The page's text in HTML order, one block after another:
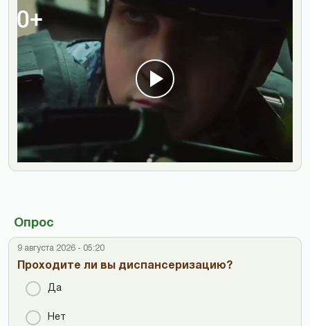
Опрос
9 августа 2026 - 05:20
Проходите ли вы диспансеризацию?
Да
Нет